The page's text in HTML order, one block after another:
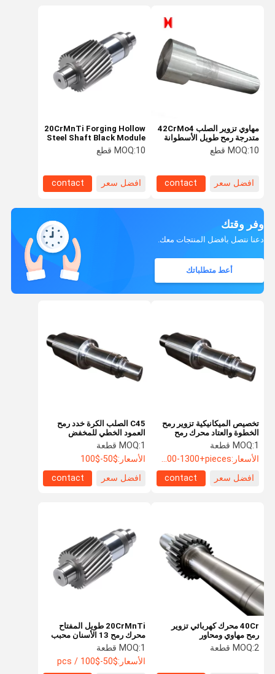
20CrMnTi Forging Hollow
Steel Shaft Black Module
3 For Ball Grinding Mill
MOQ:10 قطع
افضل سعر contact
مهاوي تزوير الصلب 42CrMo4
متدرجة رمح طويل الأسطوانة
MOQ:10 قطع
افضل سعر contact
وفر وقتك
دعنا نتصل بأفضل المنتجات معك.
أعط متطلباتك
تخصيص الميكانيكية تزوير رمح
الخطوة والعتاد محرك رمح
MOQ:1 قطعة
الأسعار:USD+1000-1300+pieces
افضل سعر
contact
C45 الصلب الكرة خدد رمح
العمود الخطي للمخفض
MOQ:1 قطعة
الأسعار:$50-$100
افضل سعر
contact
40Cr محرك كهربائي تزوير
رمح مهاوي ومحاور
MOQ:2 قطعة
20CrMnTi طويل المفتاح
محرك رمح 13 الأسنان محبب
اقتران رمح
MOQ:1 قطعة
الأسعار:$50-$100 / pcs